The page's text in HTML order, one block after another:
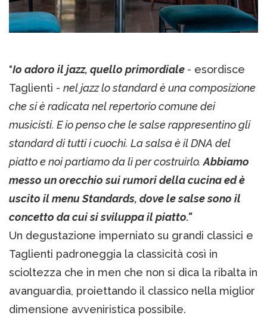
"Io adoro il jazz, quello primordiale - esordisce
Taglienti - nel jazz lo standard è una composizione
che si è radicata nel repertorio comune dei
musicisti. E io penso che le salse rappresentino gli
standard di tutti i cuochi. La salsa è il DNA del
piatto e noi partiamo da lì per costruirlo.Abbiamo
messo un orecchio sui rumori della cucina ed è
uscito il menu Standards, dove le salse sono il
concetto da cui si sviluppa il piatto."
Un degustazione imperniato su grandi classici e
Taglienti padroneggia la classicità così in
scioltezza che in men che non si dica la ribalta in
avanguardia, proiettando il classico nella miglior
dimensione avveniristica possibile.